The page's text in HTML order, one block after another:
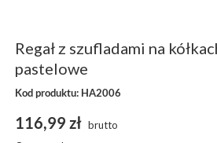
Regał z szufladami na
pastelowe
Kod produktu: HA2006
116,99 zł brutto